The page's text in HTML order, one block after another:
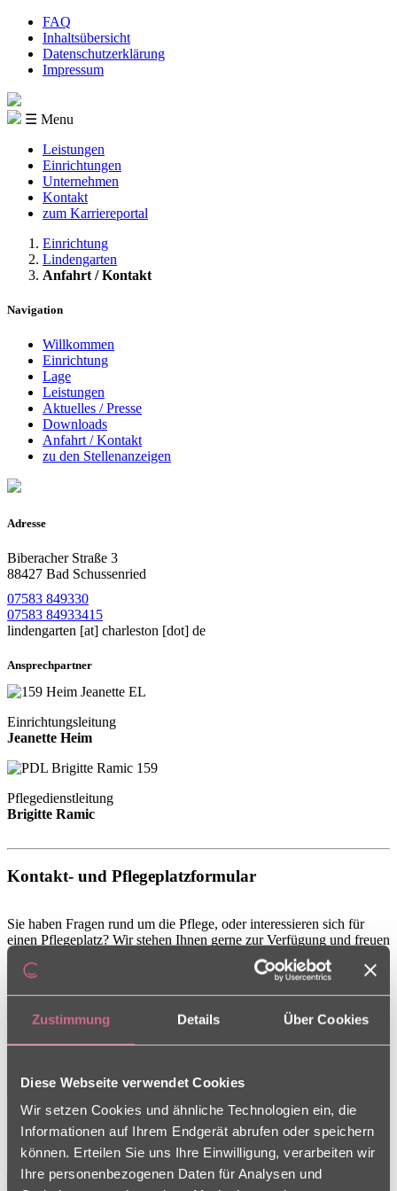
Zustimmung Details Über Cookies
Diese Webseite verwendet Cookies
Wir setzen Cookies und ähnliche Technologien ein, die
Informationen auf Ihrem Endgerät abrufen oder speichern
können. Erteilen Sie uns Ihre Einwilligung, verarbeiten wir
Ihre personenbezogenen Daten für Analysen und
FAQ
Inhaltsübersicht
Datenschutzerklärung
Impressum
☰ Menu
Leistungen
Einrichtungen
Unternehmen
Kontakt
zum Karriereportal
Einrichtung
Lindengarten
Anfahrt / Kontakt
Navigation
Willkommen
Einrichtung
Lage
Leistungen
Aktuelles / Presse
Downloads
Anfahrt / Kontakt
zu den Stellenanzeigen
Adresse
Biberacher Straße 3
88427 Bad Schussenried
07583 849330
07583 84933415
lindengarten [at] charleston [dot] de
Ansprechpartner
Einrichtungsleitung
Jeanette Heim
Pflegedienstleitung
Brigitte Ramic
Kontakt- und Pflegeplatzformular
Sie haben Fragen rund um die Pflege, oder interessieren sich für
einen Pflegeplatz? Wir stehen Ihnen gerne zur Verfügung und freuen
uns auf Ihre Nachricht über unser Kontaktformular.
Ich interessiere mich für einen Pflegeplatz
Senden